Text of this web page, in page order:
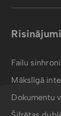
Risinājumi
Failu
Mākslīgā
Dokumentu